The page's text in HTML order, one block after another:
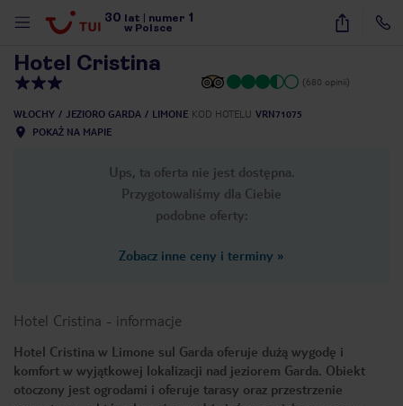
30 lat numer 1
w Polsce
34
Hotel Cristina
(680 opinii)
WŁOCHY JEZIORO GARDA LIMONE KOD HOTELU VRN71075
POKAŻ NA MAPIE
Ups, ta oferta nie jest dostępna.
Przygotowaliśmy dla Ciebie
podobne oferty:
Zobacz inne ceny i terminy »
Hotel Cristina - informacje
Hotel Cristina w Limone sul Garda oferuje dużą wygodę i
komfort w wyjątkowej lokalizacji nad jeziorem Garda. Obiekt
otoczony jest ogrodami i oferuje tarasy oraz przestrzenie